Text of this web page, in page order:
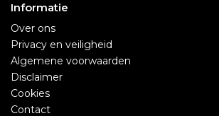
Informatie
Over ons
Privacy en veiligheid
Algemene voorwaarden
Disclaimer
Cookies
Contact